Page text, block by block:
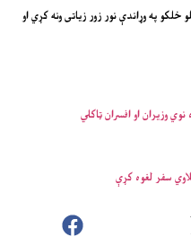
په وړاندې نور زور زیاتی ونه کړي او
وزیران او افسران ټاکلي
سفر لغوه کړې